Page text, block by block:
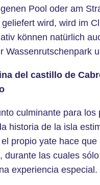
Pool oder am
geliefert wird, wird im
können natürlich
Wassenrutschenpark
del castillo de
culminante para
historia de la isla
propio yate hace
durante las cuales
experiencia especial.